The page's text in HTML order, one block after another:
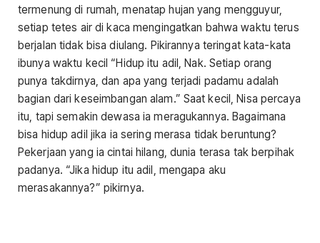
termenung di rumah, menatap hujan yang mengguyur,
setiap tetes air di kaca mengingatkan bahwa waktu terus
berjalan tidak bisa diulang. Pikirannya teringat kata-kata
ibunya waktu kecil “Hidup itu adil, Nak. Setiap orang
punya takdirnya, dan apa yang terjadi padamu adalah
bagian dari keseimbangan alam.” Saat kecil, Nisa percaya
itu, tapi semakin dewasa ia meragukannya. Bagaimana
bisa hidup adil jika ia sering merasa tidak beruntung?
Pekerjaan yang ia cintai hilang, dunia terasa tak berpihak
padanya. “Jika hidup itu adil, mengapa aku
merasakannya?” pikirnya.